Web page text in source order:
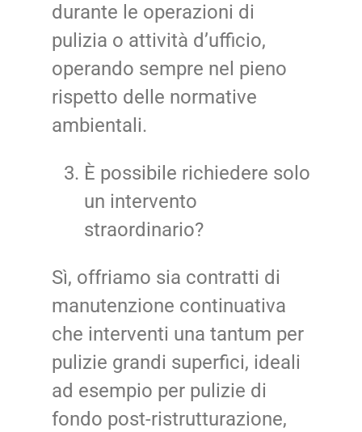
durante le operazioni di
pulizia o attività d’ufficio,
operando sempre nel pieno
rispetto delle normative
ambientali.
È possibile richiedere solo
un intervento
straordinario?
Sì, offriamo sia contratti di
manutenzione continuativa
che interventi una tantum per
pulizie grandi superfici, ideali
ad esempio per pulizie di
fondo post-ristrutturazione,